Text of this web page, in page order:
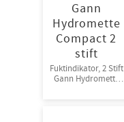
Gann
Hydromette
Compact 2
stift
Fuktindikator, 2 Stift
Gann Hydromette